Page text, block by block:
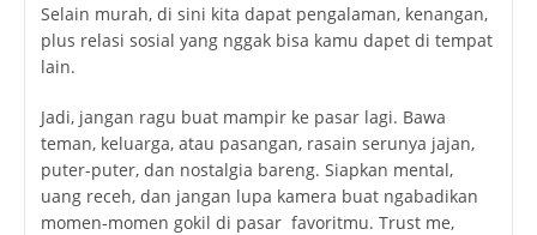
Selain murah, di sini kita dapat pengalaman, kenangan,
plus relasi sosial yang nggak bisa kamu dapet di tempat
lain.
Jadi, jangan ragu buat mampir ke pasar lagi. Bawa
teman, keluarga, atau pasangan, rasain serunya jajan,
puter-puter, dan nostalgia bareng. Siapkan mental,
uang receh, dan jangan lupa kamera buat ngabadikan
momen-momen gokil di pasar favoritmu. Trust me,